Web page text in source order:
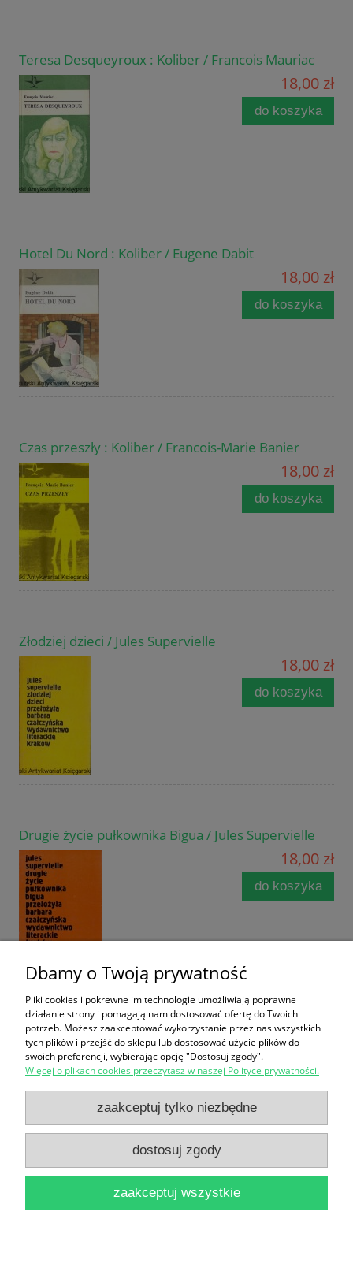
Teresa Desqueyroux : Koliber / Francois Mauriac
18,00 zł
do koszyka
Hotel Du Nord : Koliber / Eugene Dabit
18,00 zł
do koszyka
Czas przeszły : Koliber / Francois-Marie Banier
18,00 zł
do koszyka
Złodziej dzieci / Jules Supervielle
18,00 zł
do koszyka
Drugie życie pułkownika Bigua / Jules Supervielle
18,00 zł
do koszyka
Trzej muszkieterowie Tom 1,2 / Aleksander Dumas
28,00 zł
do koszyka
Przypadki pewnego Chińczyka / Jules Verne
16,00 zł
Dbamy o Twoją prywatność
Pliki cookies i pokrewne im technologie umożliwiają poprawne
działanie strony i pomagają nam dostosować ofertę do Twoich
potrzeb. Możesz zaakceptować wykorzystanie przez nas wszystkich
tych plików i przejść do sklepu lub dostosować użycie plików do
swoich preferencji, wybierając opcję "Dostosuj zgody".
Więcej o plikach cookies przeczytasz w naszej Polityce prywatności.
zaakceptuj tylko niezbędne
dostosuj zgody
zaakceptuj wszystkie